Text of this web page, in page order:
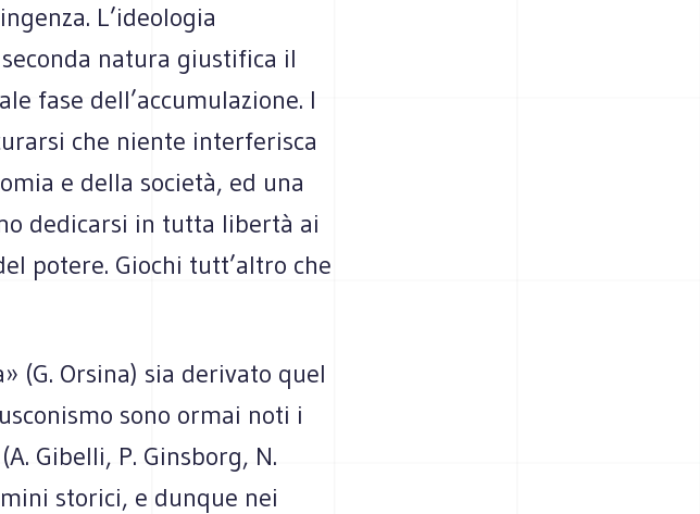
L’ideologia
natura giustifica il
fase dell’accumulazione. I
che niente interferisca
e della società, ed una
dedicarsi in tutta libertà ai
potere. Giochi tutt’altro che
(G. Orsina) sia derivato quel
sono ormai noti i
Gibelli, P. Ginsborg, N.
storici, e dunque nei